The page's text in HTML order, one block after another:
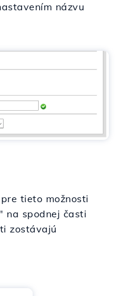
názvu
tieto možnosti
na spodnej časti
zostávajú